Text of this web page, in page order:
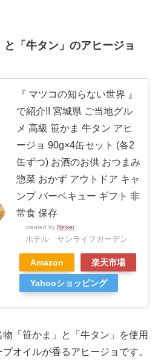
「牛タン」のアヒージョ
『 マツコの知らない世界 』
で紹介!! 宮城県 ご当地グル
メ 高級 笹かま 牛タン アヒ
ージョ 90g×4缶セット (各2
缶ずつ) お酒のお供 おつまみ
惣菜 おかず アウトドア キャ
ンプ バーベキュー ギフト 非
常食 保存
created by Rinker
ホテル サンライフガーデン
Amazon 楽天市場
Yahooショッピング
「笹かま」と「牛タン」を使用
オイルが香るアヒージョです。